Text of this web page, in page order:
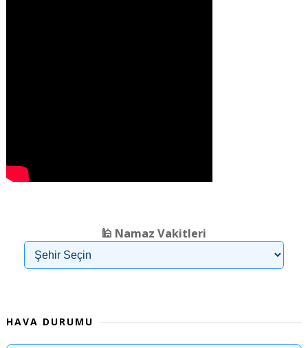
🕌 Namaz Vakitleri
HAVA DURUMU